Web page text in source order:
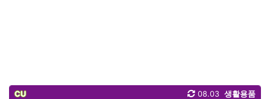
CU 생활용품
08.03